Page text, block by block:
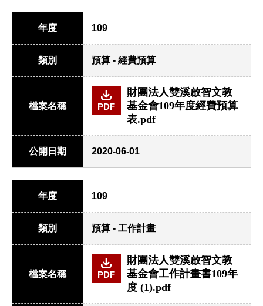
年度 109
類別 預算 - 經費預算
檔案名稱 PDF
財團法人雙溪啟智文教
基金會109年度經費預算
表.pdf
公開日期 2020-06-01
年度 109
類別 預算 - 工作計畫
檔案名稱 PDF
財團法人雙溪啟智文教
基金會工作計畫書109年
度 (1).pdf